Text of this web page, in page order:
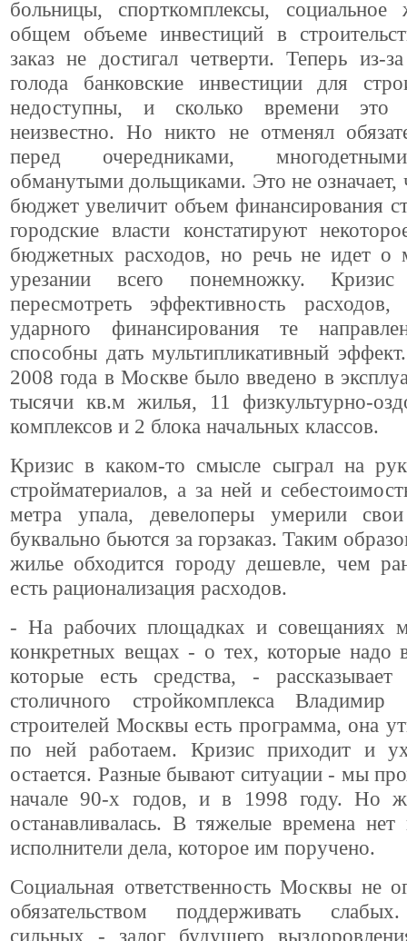
больницы, спорткомплексы,
общем объеме инвестиций в
заказ не достигал четверти. Теперь из-
голода банковские инвестиции для
недоступны, и сколько времени это
неизвестно. Но никто не отменял
перед очередниками,
обманутыми дольщиками. Это не означает,
бюджет увеличит объем финансирования
городские власти констатируют
бюджетных расходов, но речь не идет о
урезании всего понемножку.
пересмотреть эффективность
ударного финансирования те
способны дать мультипликативный
2008 года в Москве было введено в
тысячи кв.м жилья, 11 физкультурно-
комплексов и 2 блока начальных классов.
Кризис в каком-то смысле сыграл на
стройматериалов, а за ней и
метра упала, девелоперы умерили
буквально бьются за горзаказ. Таким
жилье обходится городу дешевле, чем
есть рационализация расходов.
- На рабочих площадках и совещаниях
конкретных вещах - о тех, которые надо
которые есть средства, - рассказывает
столичного стройкомплекса
строителей Москвы есть программа, она
по ней работаем. Кризис приходит и
остается. Разные бывают ситуации - мы
начале 90-х годов, и в 1998 году. Но
останавливалась. В тяжелые времена нет
исполнители дела, которое им поручено.
Социальная ответственность Москвы не
обязательством поддерживать
сильных - залог будущего